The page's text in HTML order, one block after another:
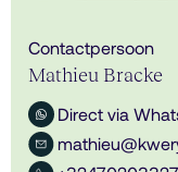
Contactpersoon
Mathieu Bracke
Direct via